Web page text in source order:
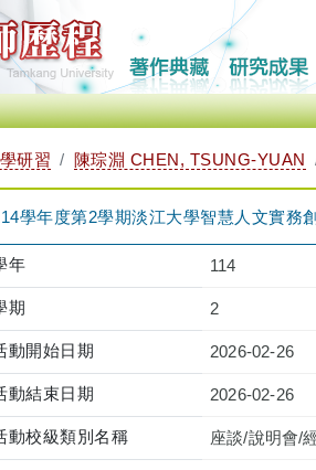
研習 陳琮淵 CHEN, TSUNG-YUAN
學年度第2學期淡江大學智慧人文實務
年 114
期 2
動開始日期 2026-02-26
動結束日期 2026-02-26
動校級類別名稱 座談/說明會/